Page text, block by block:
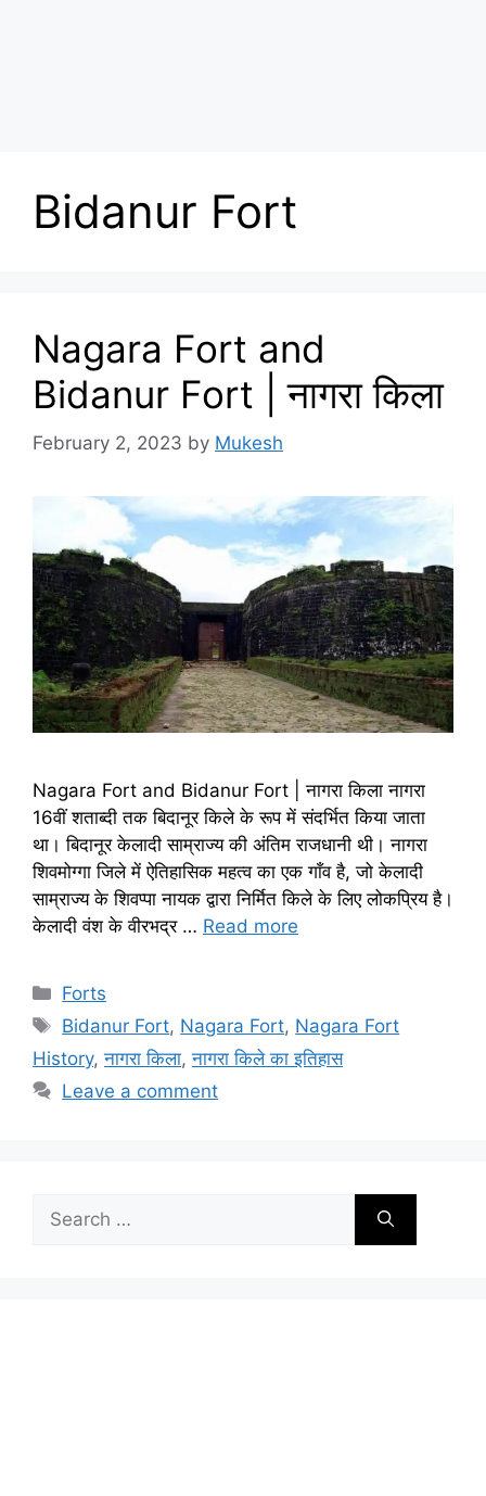
Bidanur Fort
Nagara Fort and
Bidanur Fort | नागरा किला
February 2, 2023 by Mukesh
Nagara Fort and Bidanur Fort | नागरा किला नागरा
16वीं शताब्दी तक बिदानूर किले के रूप में संदर्भित किया जाता
था। बिदानूर केलादी साम्राज्य की अंतिम राजधानी थी। नागरा
शिवमोग्गा जिले में ऐतिहासिक महत्व का एक गाँव है, जो केलादी
साम्राज्य के शिवप्पा नायक द्वारा निर्मित किले के लिए लोकप्रिय है।
केलादी वंश के वीरभद्र … Read more
Categories
Forts
Tags
Bidanur Fort, Nagara Fort, Nagara Fort
History,नागरा किला,नागरा किले का इतिहास
Leave a comment
for: